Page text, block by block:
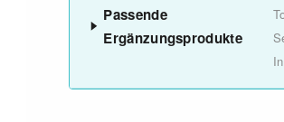
Passende
Ergänzungsprodukte